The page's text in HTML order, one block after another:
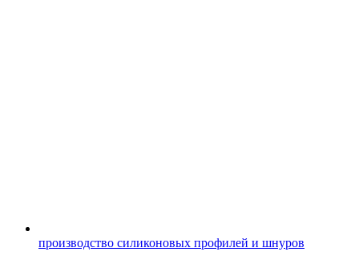
производство силиконовых профилей и шнуров